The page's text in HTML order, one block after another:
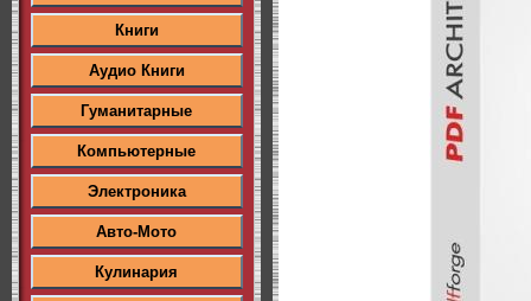
Книги
Аудио Книги
Гуманитарные
Компьютерные
Электроника
Авто-Мото
Кулинария